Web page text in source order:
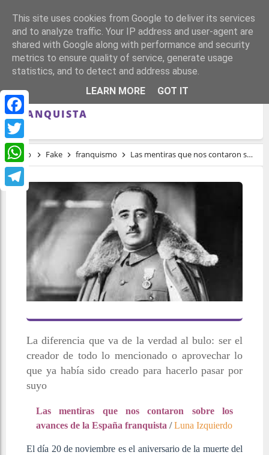
Facebook
Twitter
WhatsApp
Telegram
LAS MENTIRAS QUE NOS CONTARON
SOBRE LOS AVANCES DE LA ESPAÑA
FRANQUISTA
Inicio Fake franquismo Las mentiras que nos contaron sobre los avances de la España franquista
La diferencia que va de la verdad al bulo: ser el
creador de todo lo mencionado o aprovechar lo
que ya había sido creado para hacerlo pasar por
suyo
Las mentiras que nos contaron sobre los
avances de la España franquista /Luna Izquierdo
El día 20 de noviembre es el aniversario de la muerte del
This site uses cookies from Google to deliver its services
and to analyze traffic. Your IP address and user-agent are
shared with Google along with performance and security
metrics to ensure quality of service, generate usage
statistics, and to detect and address abuse.
LEARN MORE
GOT IT